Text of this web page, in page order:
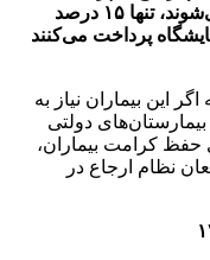
متخصص در کلینیک‌های دولتی معرفی می‌شوند، تنها ۱۵ درصد
پرداخت می‌کنند
این بیماران نیاز به
دولتی
حفظ کرامت بیماران،
نظام ارجاع در